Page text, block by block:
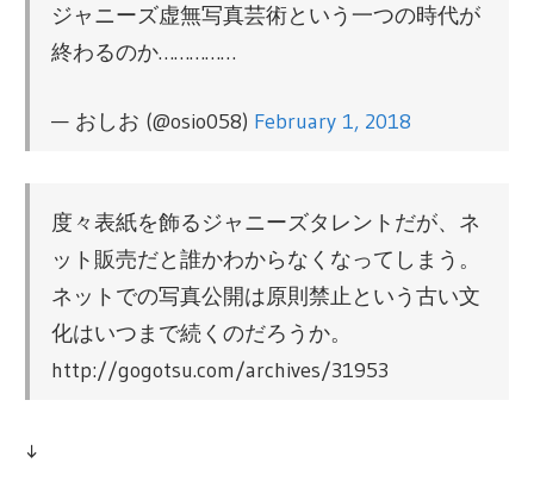
年から韓国Mnetにて、M COUNTDONWやMAM
AなどのPRやマーケティングに関わる。
現在は同社退職後、フリーライターとして、
ジャニーズ虚無写真芸術という一つの時代が
終わるのか……………
— おしお (@osio058) February 1, 2018
度々表紙を飾るジャニーズタレントだが、ネ
ット販売だと誰かわからなくなってしまう。
ネットでの写真公開は原則禁止という古い文
化はいつまで続くのだろうか。
http://gogotsu.com/archives/31953
↓